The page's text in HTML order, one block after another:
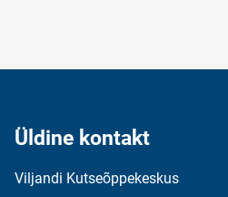
Üldine kontakt
Viljandi Kutseõppekeskus